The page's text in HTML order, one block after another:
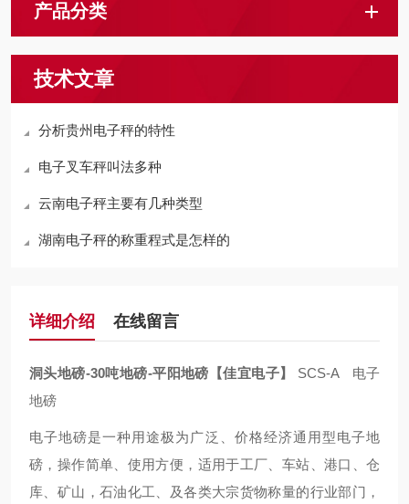
产品分类
技术文章
分析贵州电子秤的特性
电子叉车秤叫法多种
云南电子秤主要有几种类型
湖南电子秤的称重程式是怎样的
详细介绍 在线留言
洞头地磅-30吨地磅-平阳地磅【佳宜电子】 SCS-A 电子
地磅
电子地磅是一种用途极为广泛、价格经济通用型电子地
磅，操作简单、使用方便，适用于工厂、车站、港口、仓
库、矿山，石油化工、及各类大宗货物称量的行业部门，